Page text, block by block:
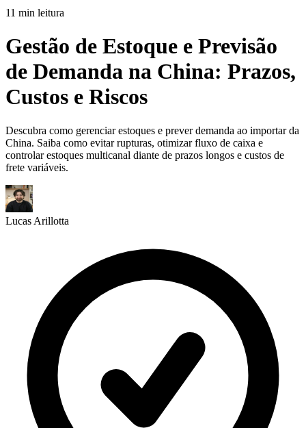
11 min leitura
Gestão de Estoque e Previsão
de Demanda na China: Prazos,
Custos e Riscos
Descubra como gerenciar estoques e prever demanda ao importar da
China. Saiba como evitar rupturas, otimizar fluxo de caixa e
controlar estoques multicanal diante de prazos longos e custos de
frete variáveis.
Lucas Arillotta